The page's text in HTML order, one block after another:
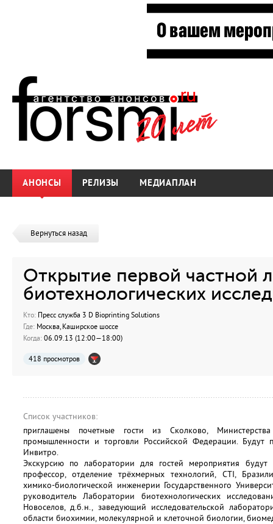
АНОНСЫ РЕЛИЗЫ МЕДИАПЛАН
Вернуться назад
Открытие первой частной
биотехнологических
Кто: Пресс служба 3 D Bioprinting Solutions
Где: Москва, Каширское шоссе
Когда: 06.09.13 (12:00—18:00)
418 просмотров
Список участников:
приглашены почетные гости из Сколково,
промышленности и торговли Российской Федерации. Будут
Инвитро.
Экскурсию по лаборатории для гостей мероприятия
профессор, отделение трёхмерных технологий, CTI,
химико-биологической инженерии Государственного
руководитель Лаборатории биотехнологических
Новоселов, д.б.н., заведующий исследовательской
области биохимии, молекулярной и клеточной биологии,